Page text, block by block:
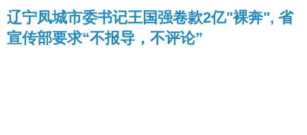
辽宁凤城市委书记王国强卷款2亿"裸奔", 省
宣传部要求“不报导，不评论”